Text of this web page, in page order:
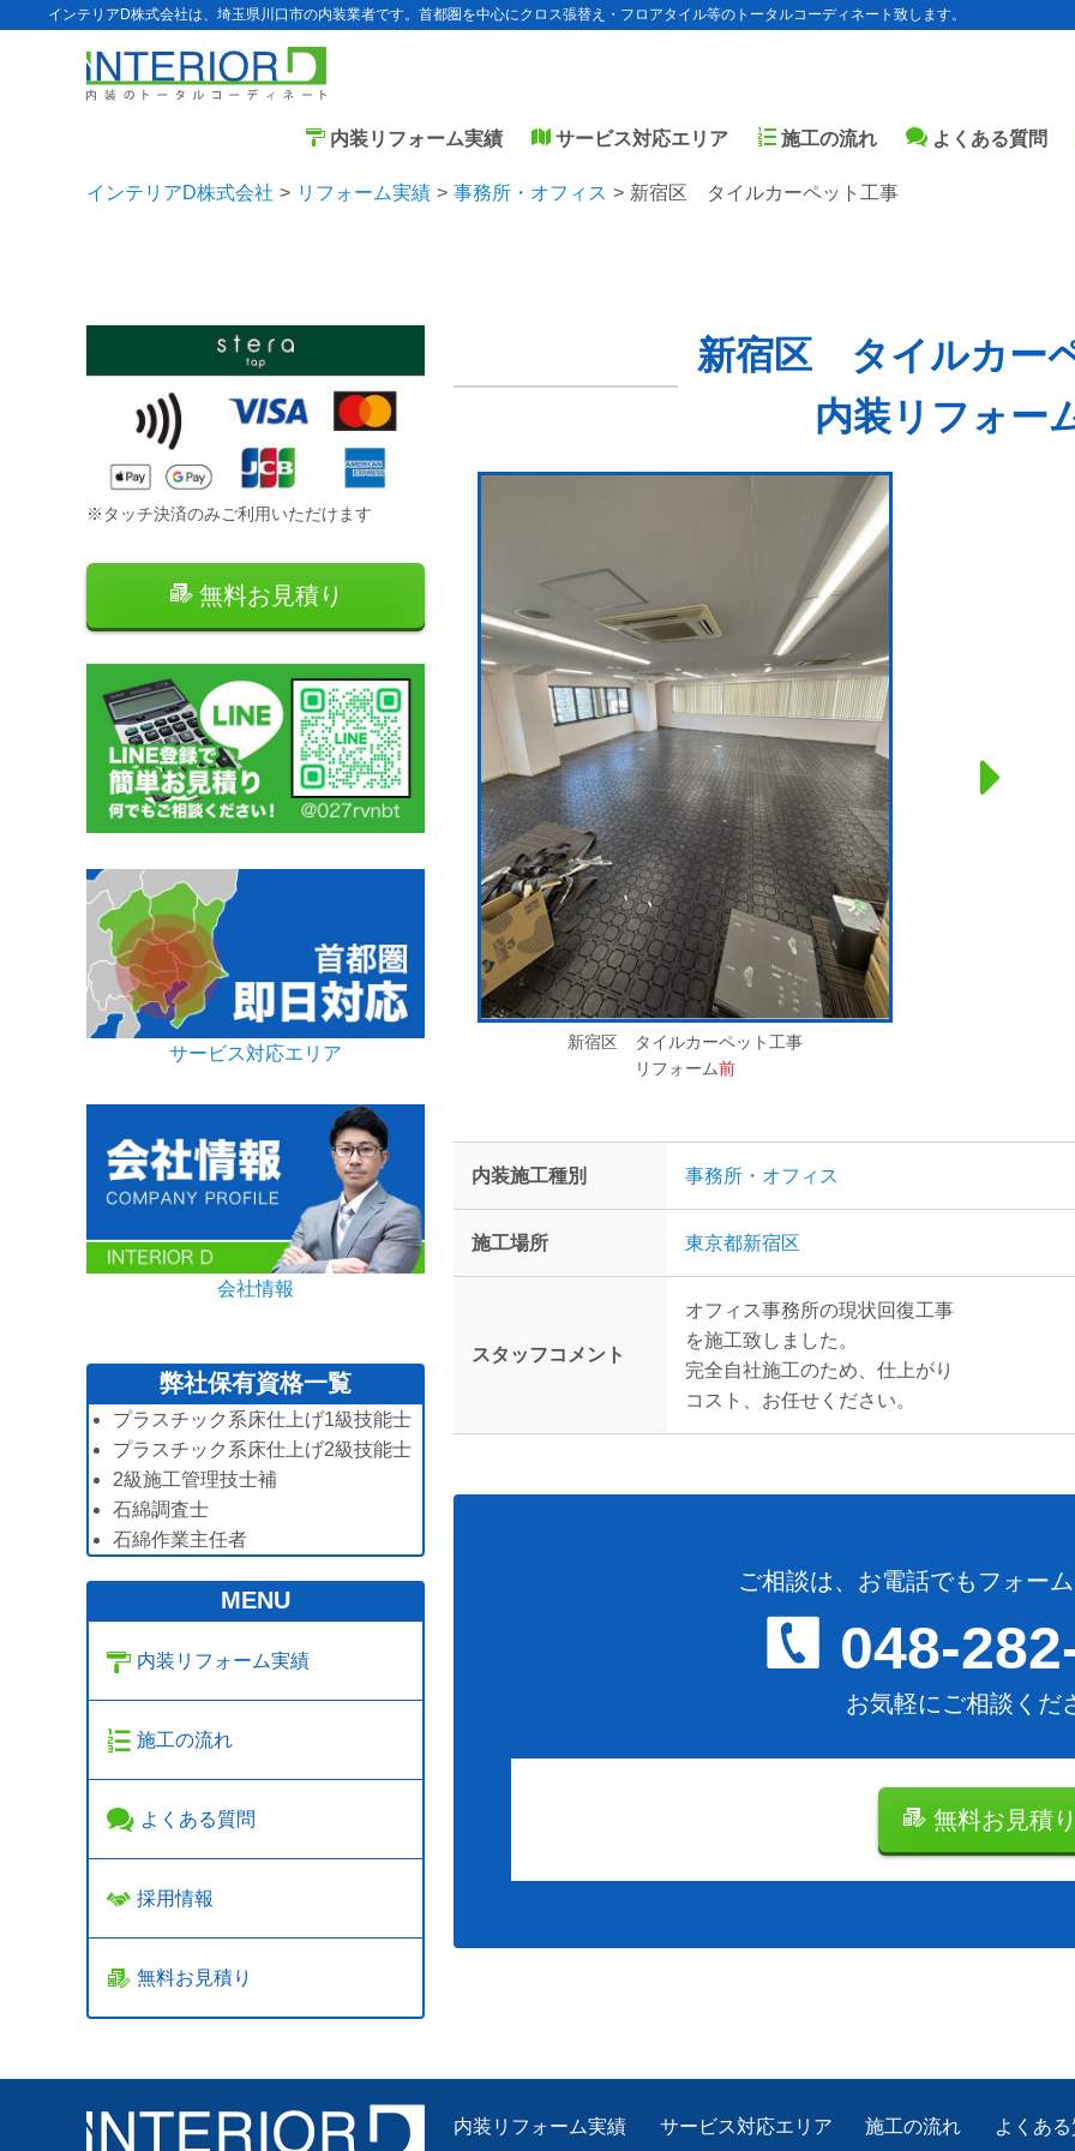
インテリアD株式会社は、埼玉県川口市の内装業者です。首都圏を中心にクロス張替え・フロアタイル等のトータルコーディネート致します。
内装リフォーム実績 サービス対応エリア 施工の流れ よくある質問
インテリアD株式会社 リフォーム実績 事務所・オフィス 新宿区 タイルカーペット工事
新宿区 タイルカー
内装リフォー
新宿区 タイルカーペット工事
リフォーム前
内装施工種別 事務所・オフィス
施工場所 東京都新宿区
スタッフコメント
オフィス事務所の現状回復工事
を施工致しました。
完全自社施工のため、仕上がり
コスト、お任せください。
ご相談は、お電話でもフォーム
048-
お気軽にご相談くだ
無料お見積り
※タッチ決済のみご利用いただけます
無料お見積り
サービス対応エリア
会社情報
弊社保有資格一覧
プラスチック系床仕上げ1級技能士
プラスチック系床仕上げ2級技能士
2級施工管理技士補
石綿調査士
石綿作業主任者
MENU
内装リフォーム実績
施工の流れ
よくある質問
採用情報
無料お見積り
内装リフォーム実績 サービス対応エリア 施工の流れ よくある